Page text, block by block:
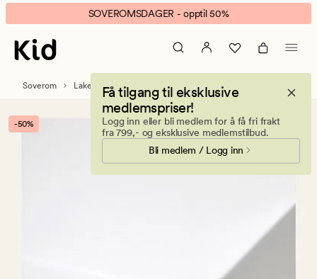
Percale
formsydd
laken
hvit
banner.
Klikk
ESCAPE
pause.
SOVEROMSDAGER - opptil 50%
Få tilgang til eksklusive
medlemspriser!
Logg inn eller bli medlem for å få fri frakt
fra 799,- og eksklusive medlemstilbud.
Bli medlem / Logg inn
Soverom Laken Percalelaken
-50%